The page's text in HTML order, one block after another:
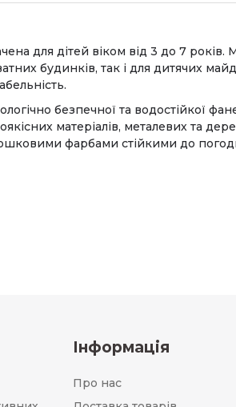
для дітей віком від 3 до 7
будинків, так і для дитячих
безпечної та
матеріалів, металевих та
фарбами стійкими до
Інформація
Про нас